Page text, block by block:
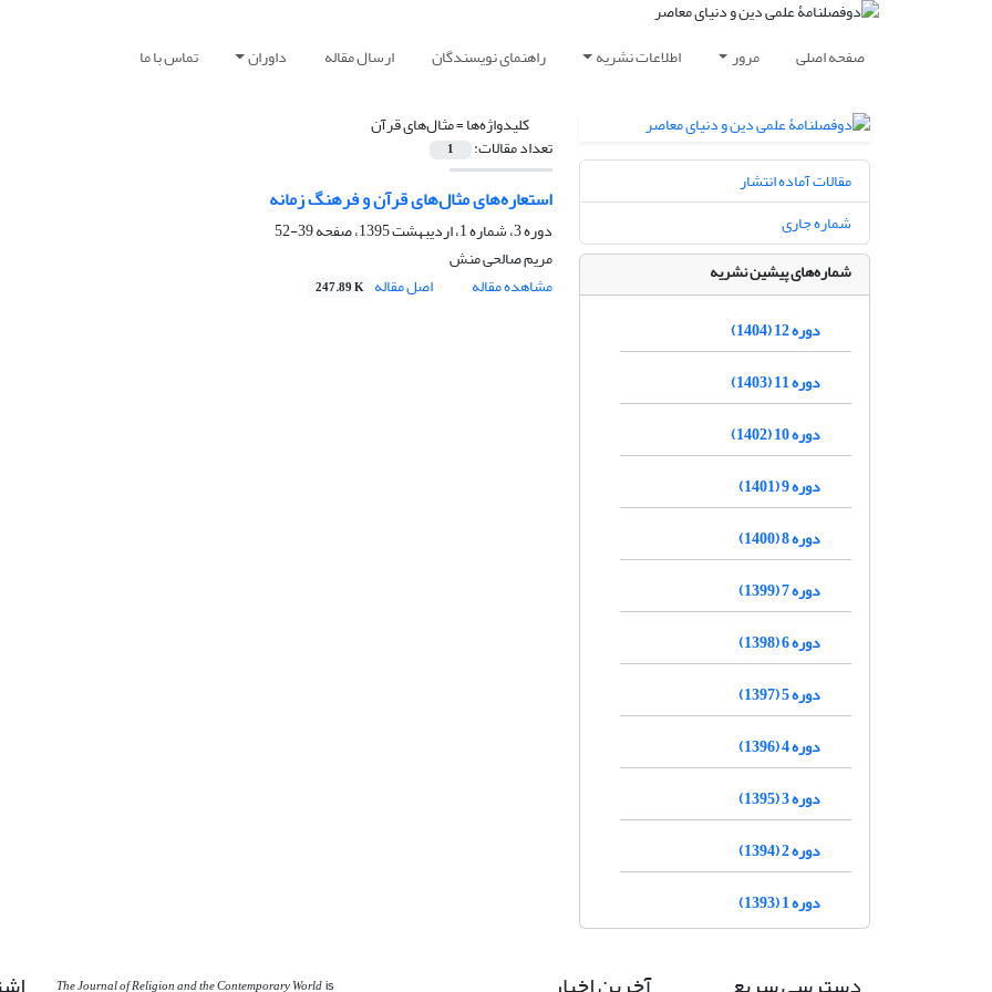
صفحه اصلی مرور اطلاعات نشریه راهنمای نویسندگان ارسال مقاله داوران تماس با ما
کلیدواژه‌ها =مثال‌های قرآن
تعداد مقالات: 1
استعاره‌های مثال‌های قرآن و فرهنگ زمانه
دوره 3، شماره 1، اردیبهشت 1395، صفحه
39-52
مریم صالحی منش
مشاهده مقاله
اصل مقاله 247.89 K
مقالات آماده انتشار
شماره جاری
شماره‌های پیشین نشریه
دوره 12 (1404)
دوره 11 (1403)
دوره 10 (1402)
دوره 9 (1401)
دوره 8 (1400)
دوره 7 (1399)
دوره 6 (1398)
دوره 5 (1397)
دوره 4 (1396)
دوره 3 (1395)
دوره 2 (1394)
دوره 1 (1393)
The Journal of Religion and the Contemporary World is